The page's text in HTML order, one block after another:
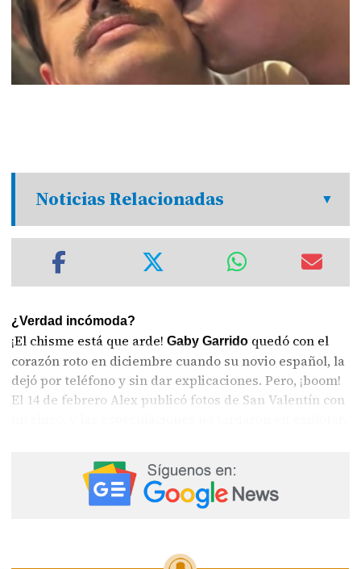
Noticias Relacionadas
¿Verdad incómoda?
¡El chisme está que arde!Gaby Garrido quedó con el
corazón roto en diciembre cuando su novio español, la
dejó por teléfono y sin dar explicaciones. Pero, ¡boom!
El 14 de febrero Alex publicó fotos de San Valentín con